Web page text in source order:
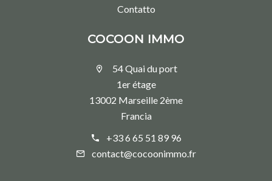
Contatto
COCOON IMMO
54 Quai du port
1er étage
13002 Marseille 2ème
Francia
+33 6 65 51 89 96
contact@cocoonimmo.fr